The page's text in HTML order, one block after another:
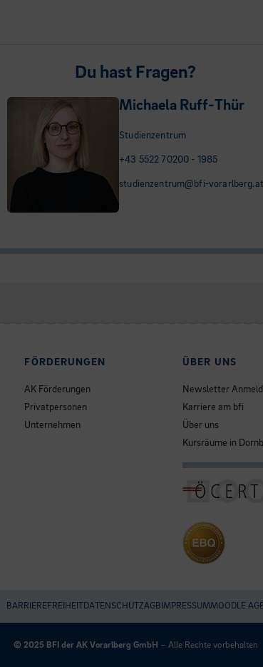
Du hast Fragen?
Michaela Ruff-Thür
Studienzentrum
+43 5522 70200 - 1985
studienzentrum@bfi-vorarlberg.at
FÖRDERUNGEN
AK Förderungen
Privatpersonen
Unternehmen
ÜBER UNS
Newsletter
Karriere am bfi
Über uns
Kursräume in
BARRIEREFREIHEIT DATENSCHUTZAGB IMPRESSUMMOODLE
© 2025 BFI der AK Vorarlberg GmbH – Alle Rechte vorbehalten
mit